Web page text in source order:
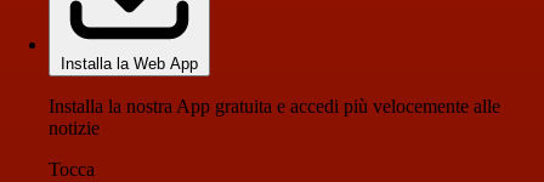
Installa la Web App
Installa la nostra App gratuita e accedi più velocemente alle
notizie
Tocca